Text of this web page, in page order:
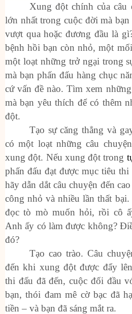
Xung đột chính của câu
lớn nhất trong cuộc đời mà
vượt qua hoặc đương đầu là
bệnh hồi bạn còn nhỏ, một
một loạt những trở ngại trong
mà bạn phấn đấu hàng chục
cứ vấn đề nào. Tìm xem
mà bạn yêu thích để có thêm
đột.
Tạo sự căng thẳng và
có một loạt những câu
xung đột. Nếu xung đột trong
phấn đấu đạt được mục tiêu
hãy dẫn dắt câu chuyện đến
công nhỏ và nhiều lần thất
đọc tò mò muốn hỏi, rồi cô
Anh ấy có làm được không?
đó?
Tạo cao trào. Câu
đến khi xung đột được đẩy
thi đấu đã đến, cuộc đối đầu
bạn, thói đam mê cờ bạc đã
tiền – và bạn đã sáng mắt ra.